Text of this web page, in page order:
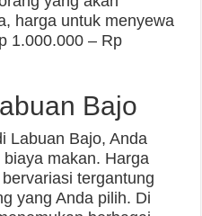
harga untuk menyewa
1.000.000 – Rp
Bajo
Labuan Bajo, Anda
makan. Harga
tergantung
yang Anda pilih. Di